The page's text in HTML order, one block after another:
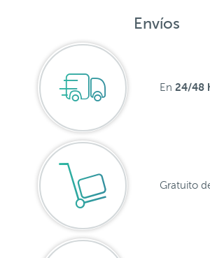
Envíos
En 24/48
Gratuito